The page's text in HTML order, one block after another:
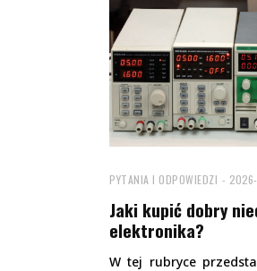
PYTANIA I ODPOWIEDZI
Jaki kupić dobry
elektronika?
W tej rubryce